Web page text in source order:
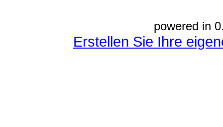
powered in
Erstellen Sie Ihre